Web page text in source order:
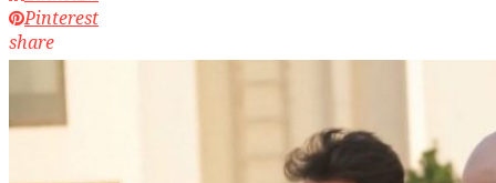
Pinterest
share